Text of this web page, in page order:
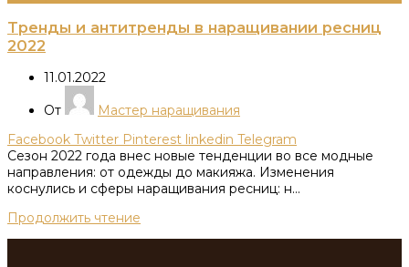
Тренды и антитренды в наращивании ресниц
2022
11.01.2022
От
Мастер наращивания
Facebook Twitter Pinterest linkedin Telegram
Сезон 2022 года внес новые тенденции во все модные
направления: от одежды до макияжа. Изменения
коснулись и сферы наращивания ресниц: н...
Продолжить чтение